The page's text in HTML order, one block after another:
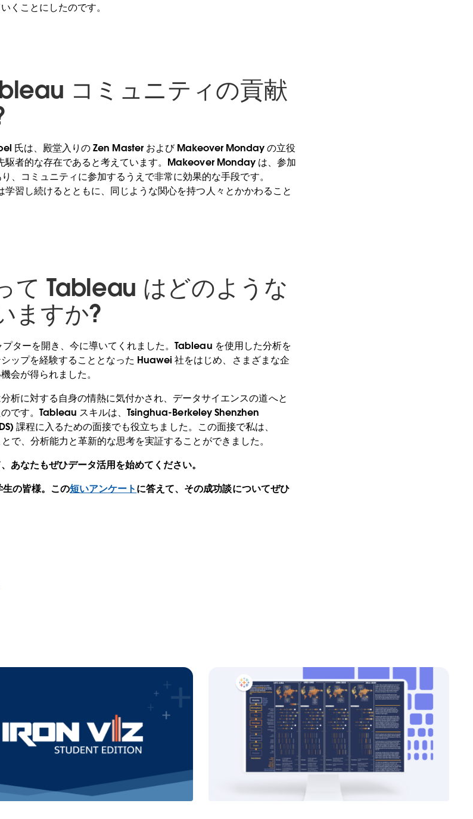
くことにしたのです。
コミュニティの貢献
氏は、殿堂入りの Zen Master および Makeover Monday の立役
駆者的な存在であると考えています。Makeover Monday は、参加
、コミュニティに参加するうえで非常に効果的な手段です。
習し続けるとともに、同じような関心を持つ人々とかかわること
て Tableau はどのような
ますか?
ターを開き、今に導いてくれました。Tableau を使用した分析を
ップを経験することとなった Huawei 社をはじめ、さまざまな企
会が得られました。
析に対する自身の情熱に気付かされ、データサイエンスの道へと
です。Tableau スキルは、Tsinghua-Berkeley Shenzhen
課程に入るための面接でも役立ちました。この面接で私は、
で、分析能力と革新的な思考を実証することができました。
あなたもぜひデータ活用を始めてください。
の皆様。この短いアンケートに答えて、その成功談についてぜひ